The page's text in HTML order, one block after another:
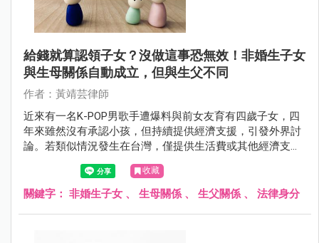
給錢就算認領子女？沒做這事恐無效！非婚生子女
與生母關係自動成立，但與生父不同
作者：黃靖芸律師
近來有一名K-POP男歌手遭爆料與前女友育有四歲子女，四
年來雖然沒有承認小孩，但持續提供經濟支援，引發外界討
論。若類似情況發生在台灣，僅提供生活費或其他經濟支
持，是否就等同於法律上的認領？
收藏
關鍵字： 非婚生子女 、 生母關係 、 生父關係 、 法律身分